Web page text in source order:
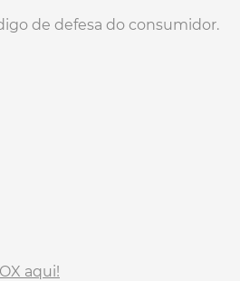
de defesa do consumidor.
aqui!